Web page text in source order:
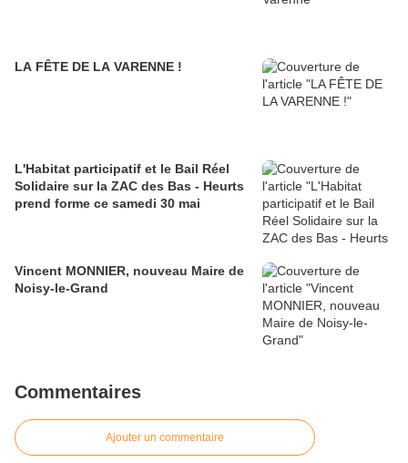
LA FÊTE DE LA VARENNE !
L'Habitat participatif et le Bail Réel
Solidaire sur la ZAC des Bas - Heurts
prend forme ce samedi 30 mai
Vincent MONNIER, nouveau Maire de
Noisy-le-Grand
Commentaires
Ajouter un commentaire